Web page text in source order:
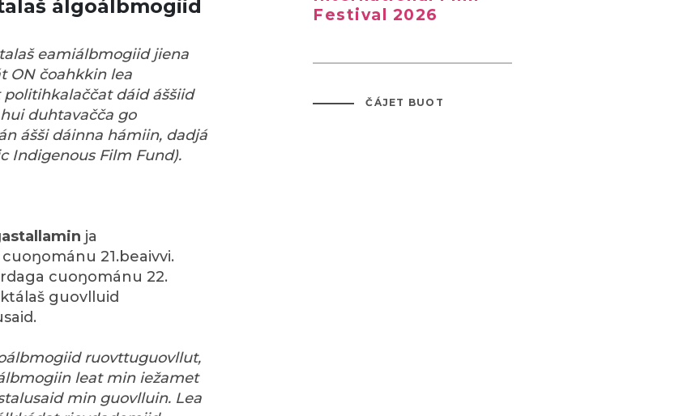
álgoálbmogiid
eamiálbmogiid jiena
ON čoahkkin lea
dáid áššiid
duhtavačča go
ášši dáinna hámiin, dadjá
Indigenous Film Fund).
ja
21.beaivvi.
cuoŋománu 22.
guovlluid
ruovttuguovllut,
leat min iežamet
min guovlluin. Lea
Festival 2026
ČÁJET BUOT